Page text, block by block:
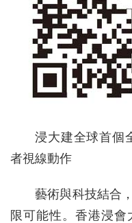
浸大建全球首個
者視線動作
藝術與科技結合
限可能性。香港浸